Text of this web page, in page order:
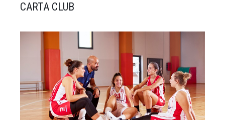
CARTA CLUB